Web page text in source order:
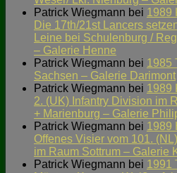
Patrick Wiegmann bei 1989
Die 17th/21st Lancers
Leine bei Schulenburg /
– Galerie Henne
Patrick Wiegmann bei 1985
Sachsen – Galerie Darimont
Patrick Wiegmann bei 1989
2. (UK) Infantry Division im
+ Marienburg – Galerie
Patrick Wiegmann bei 1989
Offenes Visier vom 101.
im Raum Sottrum – Galerie
Patrick Wiegmann bei 1991